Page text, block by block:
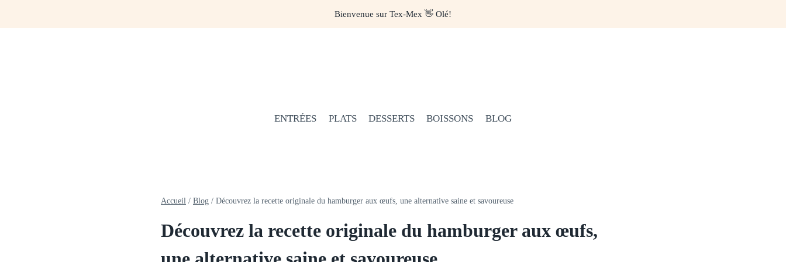
Bienvenue sur Tex-Mex 👋 Olé!
ENTRÉES PLATS DESSERTS BOISSONS BLOG
Accueil / Blog / Découvrez la recette originale du hamburger aux œufs, une alternative saine et savoureuse
Découvrez la recette originale du hamburger aux œufs,